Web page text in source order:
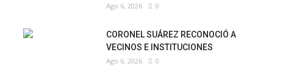
Ago 6, 2026 0
CORONEL SUÁREZ RECONOCIÓ A
VECINOS E INSTITUCIONES
Ago 6, 2026 0